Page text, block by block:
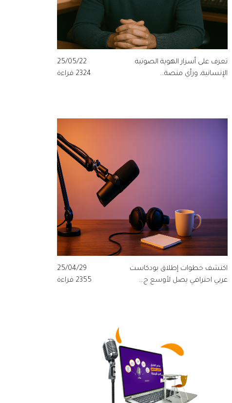
تعرف على أسرار الهوية الصوتية
الإنسانية، ورأي منصة...
25/05/22
2324 قراءة
اكتشف خطوات إطلاق بودكاست
عربي احترافي يصل لأوسع ج...
25/04/29
2355 قراءة